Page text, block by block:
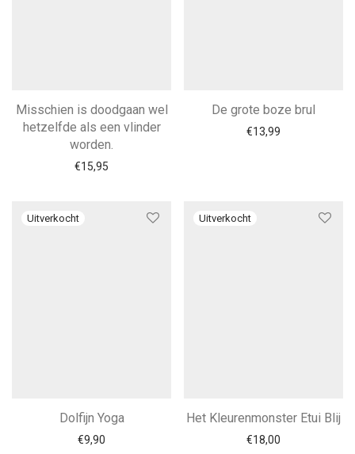
Misschien is doodgaan wel
hetzelfde als een vlinder
worden.
€15,95
De grote boze brul
€13,99
Dolfijn Yoga
€9,90
Het Kleurenmonster Etui Blij
€18,00